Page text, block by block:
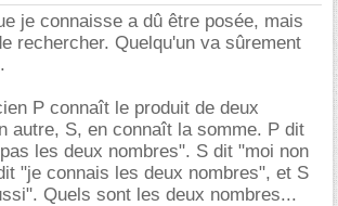
je connaisse a dû être posée, mais
rechercher. Quelqu'un va sûrement
P connaît le produit de deux
autre, S, en connaît la somme. P dit
les deux nombres". S dit "moi non
"je connais les deux nombres", et S
Quels sont les deux nombres...